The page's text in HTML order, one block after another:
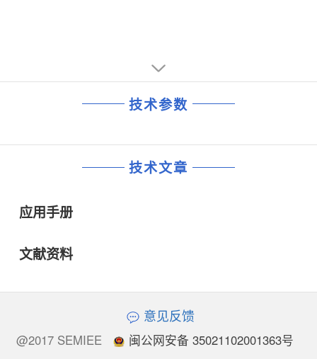
技术参数
技术文章
应用手册
文献资料
意见反馈
@2017 SEMIEE
闽公网安备 35021102001363号